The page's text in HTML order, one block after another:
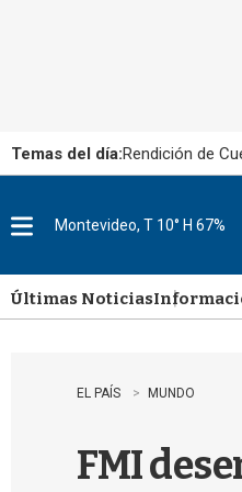
Temas del día:Rendición de
u
Montevideo, T 10° H 67%
Últimas Noticias
EL PAÍS MUNDO
FMI